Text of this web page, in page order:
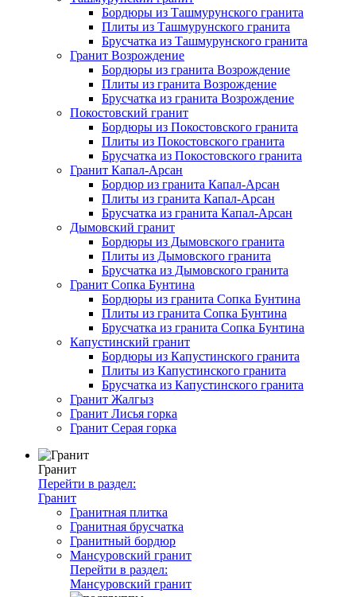
Бордюры из Ташмурунского гранита
Плиты из Ташмурунского гранита
Брусчатка из Ташмурунского гранита
Гранит Возрождение
Бордюры из гранита Возрождение
Плиты из гранита Возрождение
Брусчатка из гранита Возрождение
Покостовский гранит
Бордюры из Покостовского гранита
Плиты из Покостовского гранита
Брусчатка из Покостовского гранита
Гранит Капал-Арсан
Бордюр из гранита Капал-Арсан
Плиты из гранита Капал-Арсан
Брусчатка из гранита Капал-Арсан
Дымовский гранит
Бордюры из Дымовского гранита
Плиты из Дымовского гранита
Брусчатка из Дымовского гранита
Гранит Сопка Бунтина
Бордюры из гранита Сопка Бунтина
Плиты из гранита Сопка Бунтина
Брусчатка из гранита Сопка Бунтина
Капустинский гранит
Бордюры из Капустинского гранита
Плиты из Капустинского гранита
Брусчатка из Капустинского гранита
Гранит Жалгыз
Гранит Лисья горка
Гранит Серая горка
Гранит
Перейти в раздел:
Гранит
Гранитная плитка
Гранитная брусчатка
Гранитный бордюр
Мансуровский гранит
Перейти в раздел:
Мансуровский гранит